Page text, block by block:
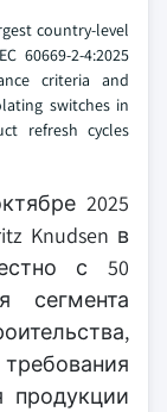
country-level
60669-2-4:2025
criteria and
switches in
refresh cycles
2025
Knudsen в
с 50
сегмента
продукции